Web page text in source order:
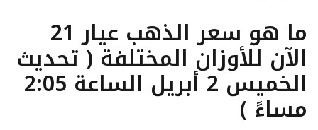
ما هو سعر الذهب عيار 21
الآن للأوزان المختلفة ( تحديث
الخميس 2 أبريل الساعة 2:05
مساءً )